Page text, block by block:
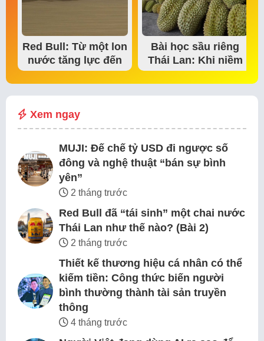
Red Bull: Từ một lon
nước tăng lực đến
đế chế thể…
Bài học sầu riêng
Thái Lan: Khi niềm
tin thị trường bắt…
Xem ngay
MUJI: Đế chế tỷ USD đi ngược số
đông và nghệ thuật “bán sự bình
yên”
2 tháng trước
Red Bull đã “tái sinh” một chai nước
Thái Lan như thế nào? (Bài 2)
2 tháng trước
Thiết kế thương hiệu cá nhân có thể
kiếm tiền: Công thức biến người
bình thường thành tài sản truyền
thông
4 tháng trước